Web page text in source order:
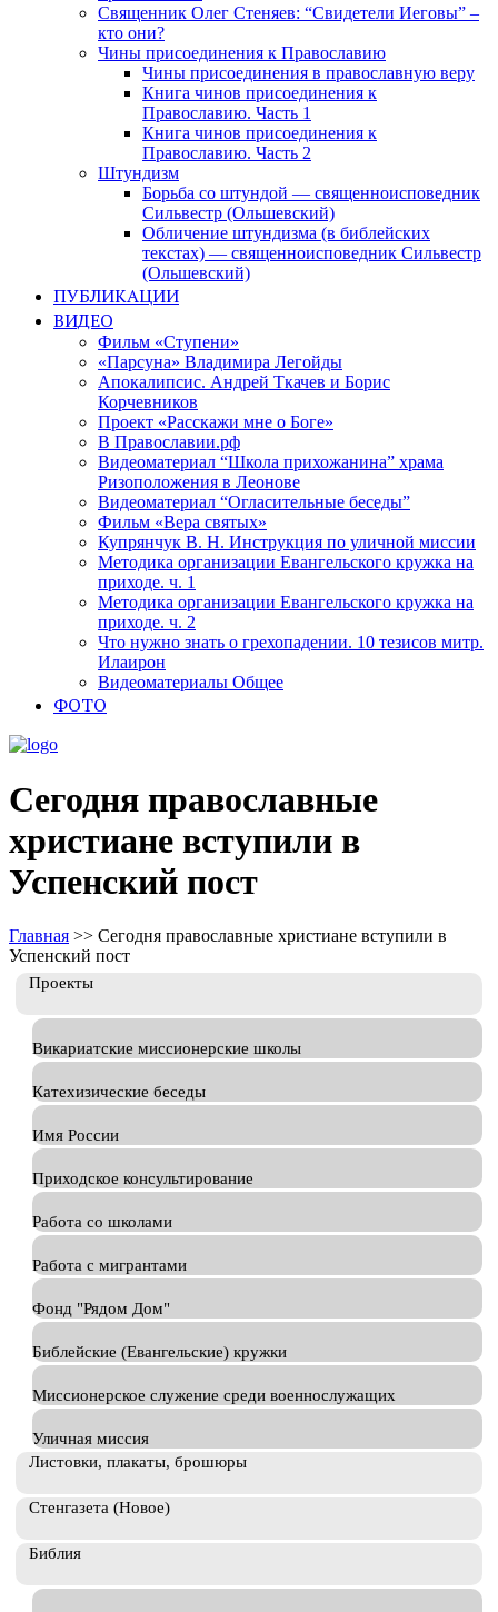
Священник Олег Стеняев: “Свидетели Иеговы” –
кто они?
Чины присоединения к Православию
Чины присоединения в православную веру
Книга чинов присоединения к
Православию. Часть 1
Книга чинов присоединения к
Православию. Часть 2
Штундизм
Борьба со штундой — священноисповедник
Сильвестр (Ольшевский)
Обличение штундизма (в библейских
текстах) — священноисповедник Сильвестр
(Ольшевский)
ПУБЛИКАЦИИ
ВИДЕО
Фильм «Ступени»
«Парсуна» Владимира Легойды
Апокалипсис. Андрей Ткачев и Борис
Корчевников
Проект «Расскажи мне о Боге»
В Православии.рф
Видеоматериал “Школа прихожанина” храма
Ризоположения в Леонове
Видеоматериал “Огласительные беседы”
Фильм «Вера святых»
Купрянчук В. Н. Инструкция по уличной миссии
Методика организации Евангельского кружка на
приходе. ч. 1
Методика организации Евангельского кружка на
приходе. ч. 2
Что нужно знать о грехопадении. 10 тезисов митр.
Илаирон
Видеоматериалы Общее
ФОТО
Сегодня православные
христиане вступили в
Успенский пост
Главная >> Сегодня православные христиане вступили в
Успенский пост
Проекты
Викариатские миссионерские школы
Катехизические беседы
Имя России
Приходское консультирование
Работа со школами
Работа с мигрантами
Фонд "Рядом Дом"
Библейские (Евангельские) кружки
Миссионерское служение среди военнослужащих
Уличная миссия
Листовки, плакаты, брошюры
Стенгазета (Новое)
Библия